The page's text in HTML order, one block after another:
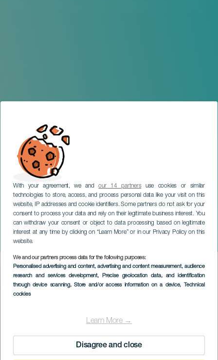
With your agreement, we andour 14 partnersuse cookies or similar
technologies to store, access, and process personal data like your visit on this
website, IP addresses and cookie identifiers. Some partners do not ask for your
consent to process your data and rely on their legitimate business interest. You
can withdraw your consent or object to data processing based on legitimate
interest at any time by clicking on “Learn More” or in our Privacy Policy on this
website.
We and our partners process data for the following purposes:
Personalised advertising and content, advertising and content measurement, audience
research and services development, Precise geolocation data, and identification
through device scanning, Store and/or access information on a device, Technical
cookies
Learn More →
Disagree and close
Roméo et Juliette
TENERIFE
Imagen
Listado